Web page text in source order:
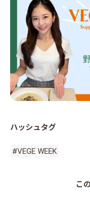
ハッシュタグ
#VEGE WEEK
こ